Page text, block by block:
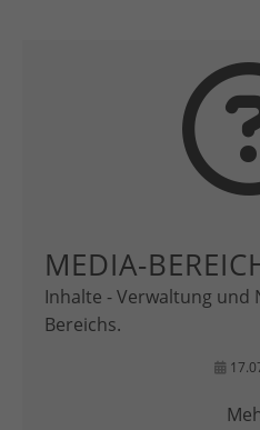
MEDIA-
Inhalte - Verwaltung und
Bereichs.